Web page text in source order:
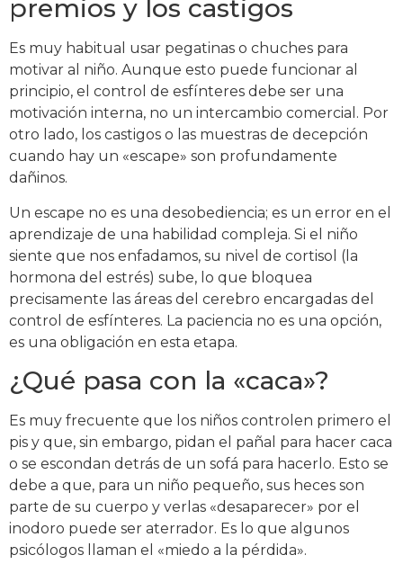
premios y los castigos
Es muy habitual usar pegatinas o chuches para
motivar al niño. Aunque esto puede funcionar al
principio, el control de esfínteres debe ser una
motivación interna, no un intercambio comercial. Por
otro lado, los castigos o las muestras de decepción
cuando hay un «escape» son profundamente
dañinos.
Un escape no es una desobediencia; es un error en el
aprendizaje de una habilidad compleja. Si el niño
siente que nos enfadamos, su nivel de cortisol (la
hormona del estrés) sube, lo que bloquea
precisamente las áreas del cerebro encargadas del
control de esfínteres. La paciencia no es una opción,
es una obligación en esta etapa.
¿Qué pasa con la «caca»?
Es muy frecuente que los niños controlen primero el
pis y que, sin embargo, pidan el pañal para hacer caca
o se escondan detrás de un sofá para hacerlo. Esto se
debe a que, para un niño pequeño, sus heces son
parte de su cuerpo y verlas «desaparecer» por el
inodoro puede ser aterrador. Es lo que algunos
psicólogos llaman el «miedo a la pérdida».